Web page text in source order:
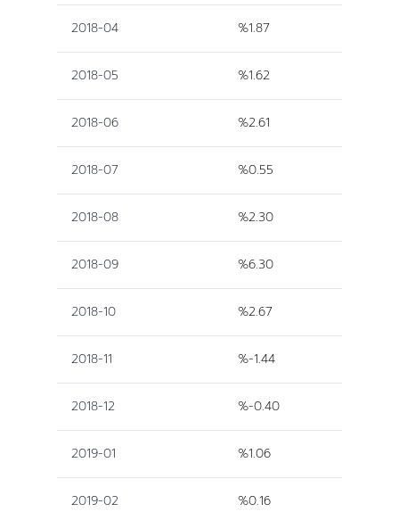
2018-04 %1.87
2018-05 %1.62
2018-06 %2.61
2018-07 %0.55
2018-08 %2.30
2018-09 %6.30
2018-10 %2.67
2018-11 %-1.44
2018-12 %-0.40
2019-01 %1.06
2019-02 %0.16